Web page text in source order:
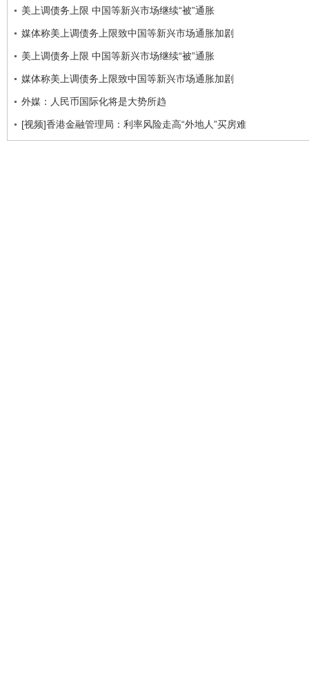
美上调债务上限 中国等新兴市场继续“被”通胀
媒体称美上调债务上限致中国等新兴市场通胀加剧
美上调债务上限 中国等新兴市场继续“被”通胀
媒体称美上调债务上限致中国等新兴市场通胀加剧
外媒：人民币国际化将是大势所趋
[视频]香港金融管理局：利率风险走高“外地人”买房难